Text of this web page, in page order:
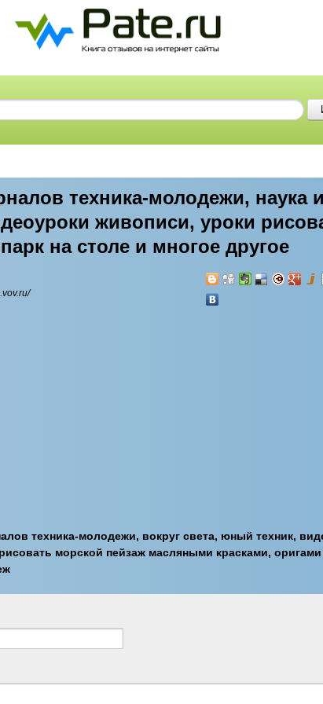
техника-молодежи, наука
живописи, уроки
на столе и многое другое
техника-молодежи, вокруг света, юный техник,
морской пейзаж масляными красками,